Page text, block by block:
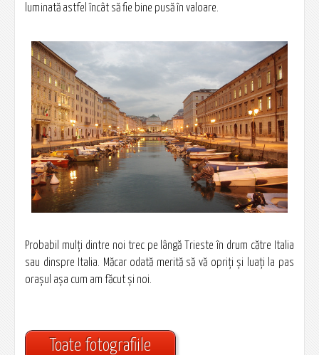
luminată astfel încât să fie bine pusă în valoare.
Probabil mulţi dintre noi trec pe lângă Trieste în drum către Italia
sau dinspre Italia. Măcar odată merită să vă opriţi şi luaţi la pas
oraşul aşa cum am făcut şi noi.
Toate fotografiile